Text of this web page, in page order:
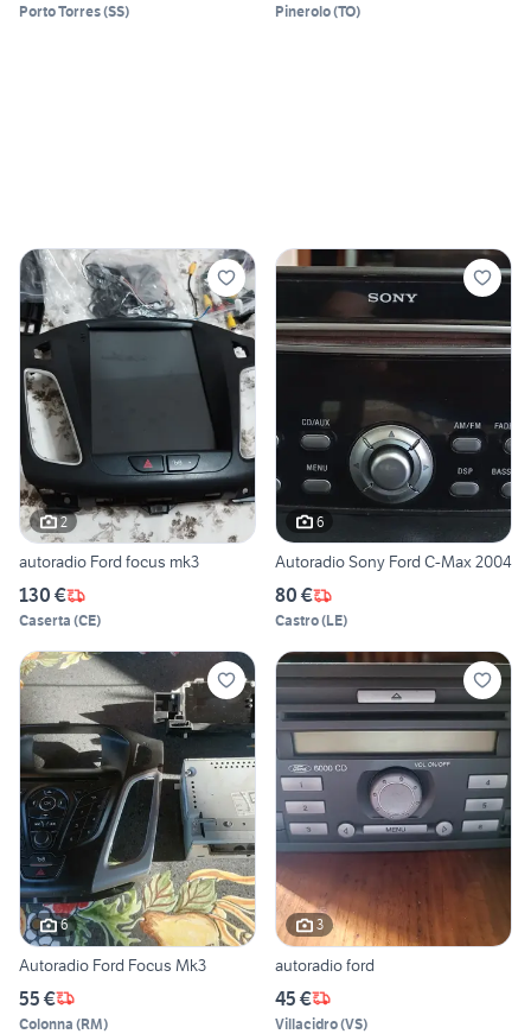
Porto Torres(SS) Pinerolo(TO)
2
autoradio Ford focus mk3
130 €
Caserta (CE)
6
Autoradio Sony Ford C-Max 2004
80 €
Castro(LE)
6
Autoradio Ford Focus Mk3
55 €
Colonna (RM)
3
autoradio ford
45 €
Villacidro(VS)